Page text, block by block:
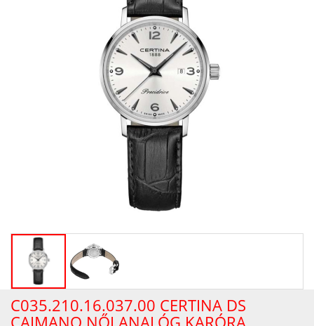
C035.210.16.037.00 CERTINA DS
CAIMANO NŐI ANALÓG KARÓRA